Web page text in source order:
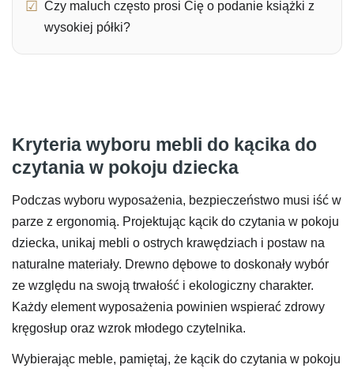
Czy maluch często prosi Cię o podanie książki z
wysokiej półki?
Kryteria wyboru mebli do kącika do
czytania w pokoju dziecka
Podczas wyboru wyposażenia, bezpieczeństwo musi iść w
parze z ergonomią. Projektując kącik do czytania w pokoju
dziecka, unikaj mebli o ostrych krawędziach i postaw na
naturalne materiały. Drewno dębowe to doskonały wybór
ze względu na swoją trwałość i ekologiczny charakter.
Każdy element wyposażenia powinien wspierać zdrowy
kręgosłup oraz wzrok młodego czytelnika.
Wybierając meble, pamiętaj, że kącik do czytania w pokoju